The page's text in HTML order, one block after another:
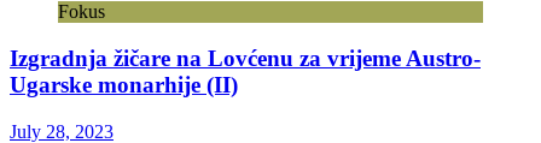
Fokus
Izgradnja žičare na Lovćenu za vrijeme Austro-
Ugarske monarhije (II)
July 28, 2023